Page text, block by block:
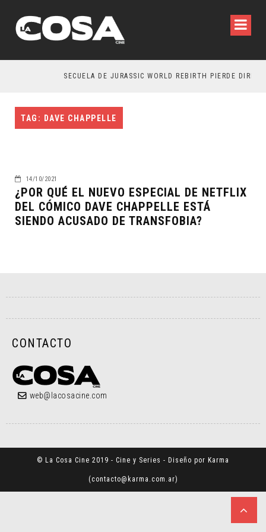
SECUELA DE JURASSIC WORLD REBIRTH PIERDE
TAG: DAVE CHAPPELLE
14/10/2021
¿POR QUÉ EL NUEVO ESPECIAL DE NETFLIX
DEL CÓMICO DAVE CHAPPELLE ESTÁ
SIENDO ACUSADO DE TRANSFOBIA?
CONTACTO
web@lacosacine.com
© La Cosa Cine 2019 - Cine y Series - Diseño por Karma
(contacto@karma.com.ar)